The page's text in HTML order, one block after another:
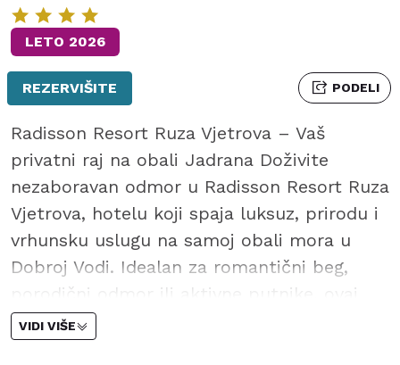
LETO 2026
PODELI
REZERVIŠITE
Radisson Resort Ruza Vjetrova – Vaš
privatni raj na obali Jadrana Doživite
nezaboravan odmor u Radisson Resort Ruza
Vjetrova, hotelu koji spaja luksuz, prirodu i
vrhunsku uslugu na samoj obali mora u
Dobroj Vodi. Idealan za romantični beg,
porodični odmor ili aktivne putnike, ovaj
resort nudi jedinstveno iskustvo opuštanja i
zabave, okružen prelepom mediteranskom
VIDI VIŠE